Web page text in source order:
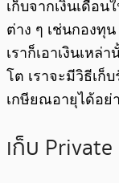
เก็บจากเงินเดือ
ต่าง ๆ เช่นกองทุ
เราก็เอาเงินเห
โต เราจะมีวิธีเก็
เกษียณอายุได้อย่
เก็บ